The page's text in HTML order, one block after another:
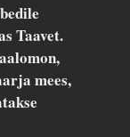
Taavet.
mees,